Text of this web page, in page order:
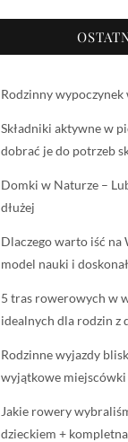
Rodzinny wypoczynek
Składniki aktywne w
dobrać je do potrzeb
Domki w Naturze –
dłużej
Dlaczego warto iść na
model nauki i
5 tras rowerowych w
idealnych dla rodzin z
Rodzinne wyjazdy
wyjątkowe miejscówki
Jakie rowery
dzieckiem +